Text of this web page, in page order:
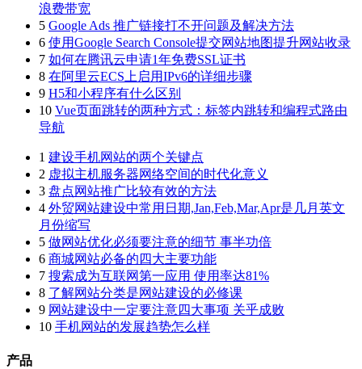
浪费带宽
5 Google Ads 推广链接打不开问题及解决方法
6 使用Google Search Console提交网站地图提升网站收录
7 如何在腾讯云申请1年免费SSL证书
8 在阿里云ECS上启用IPv6的详细步骤
9 H5和小程序有什么区别
10 Vue页面跳转的两种方式：标签内跳转和编程式路由
导航
1 建设手机网站的两个关键点
2 虚拟主机服务器网络空间的时代化意义
3 盘点网站推广比较有效的方法
4 外贸网站建设中常用日期,Jan,Feb,Mar,Apr是几月英文
月份缩写
5 做网站优化必须要注意的细节 事半功倍
6 商城网站必备的四大主要功能
7 搜索成为互联网第一应用 使用率达81%
8 了解网站分类是网站建设的必修课
9 网站建设中一定要注意四大事项 关乎成败
10 手机网站的发展趋势怎么样
产品